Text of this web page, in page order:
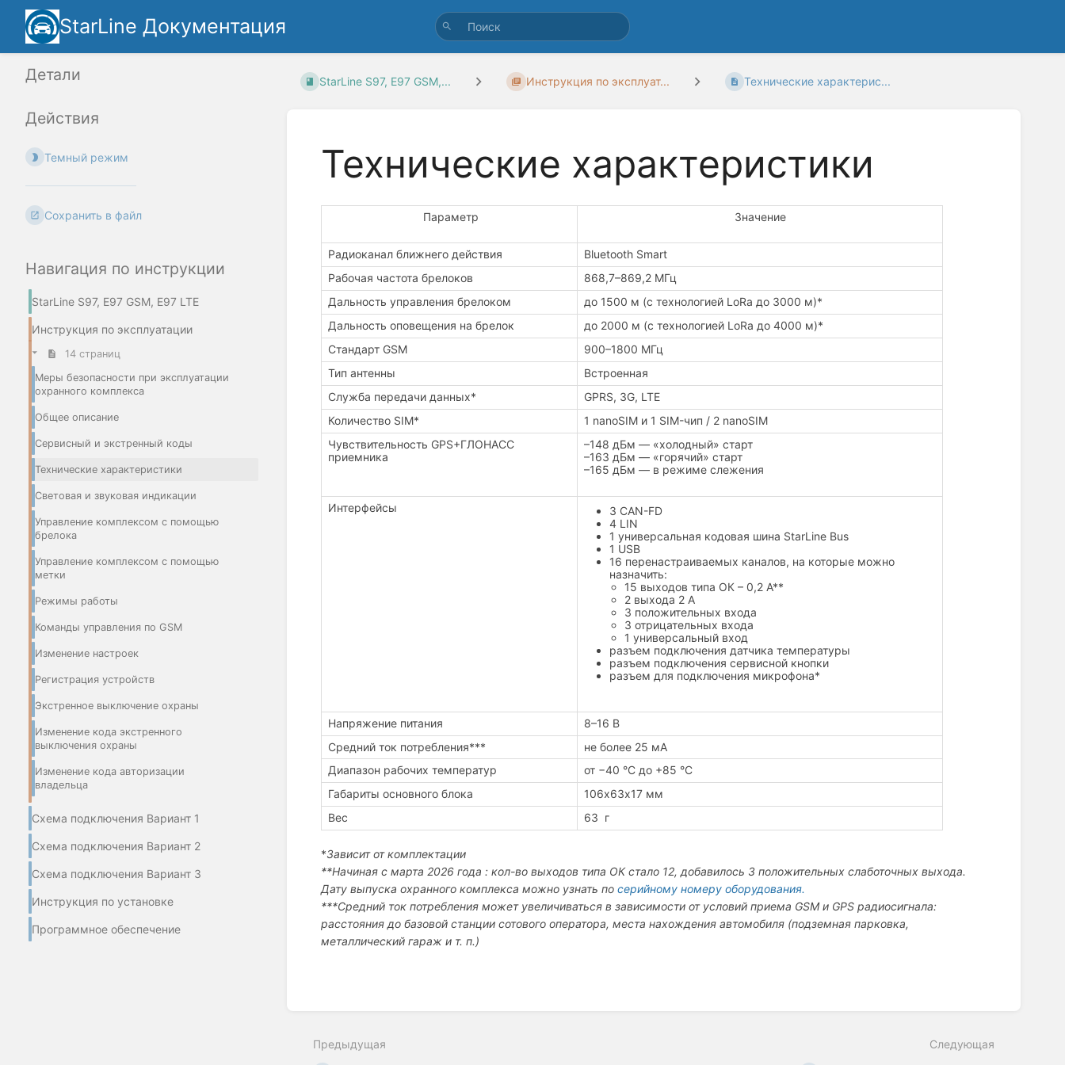
StarLine Документация
Детали
Действия
Темный режим
Сохранить в файл
Навигация по инструкции
StarLine S97, E97 GSM, E97 LTE
Инструкция по эксплуатации
14 страниц
Меры безопасности при эксплуатации
охранного комплекса
Общее описание
Сервисный и экстренный коды
Технические характеристики
Световая и звуковая индикации
Управление комплексом с помощью
брелока
Управление комплексом с помощью
метки
Режимы работы
Команды управления по GSM
Изменение настроек
Регистрация устройств
Экстренное выключение охраны
Изменение кода экстренного
выключения охраны
Изменение кода авторизации
владельца
Схема подключения Вариант 1
Схема подключения Вариант 2
Схема подключения Вариант 3
Инструкция по установке
Программное обеспечение
StarLine S97, E97 GSM,... Инструкция по эксплуат... Технические характерис...
Технические характеристики
Параметр Значение
Радиоканал ближнего действия
Bluetooth Smart
Рабочая частота брелоков
868,7–869,2 МГц
Дальность управления брелоком
до 1500 м (с технологией LoRa до 3000 м)*
Дальность оповещения на брелок
до 2000 м (с технологией LoRa до 4000 м)*
Стандарт GSM
900–1800 МГц
Тип антенны
Встроенная
Служба передачи данных*
GPRS, 3G, LTE
Количество SIM*
1 nanoSIM и 1 SIM-чип / 2 nanoSIM
Чувствительность GPS+ГЛОНАСС
приемника
–148 дБм — «холодный» старт
–163 дБм — «горячий» старт
–165 дБм — в режиме слежения
Интерфейсы
3 CAN-FD
4 LIN
1 универсальная кодовая шина StarLine Bus
1 USB
16 перенастраиваемых каналов, на которые можно
назначить:
15 выходов типа ОК – 0,2 А**
2 выхода 2 А
3 положительных входа
3 отрицательных входа
1 универсальный вход
разъем подключения датчика температуры
разъем подключения сервисной кнопки
разъем для подключения микрофона*
Напряжение питания
8–16 В
Средний ток потребления***
не более 25 мА
Диапазон рабочих температур
от −40 °С до +85 °С
Габариты основного блока
106х63х17 мм
Вес
63 г
*Зависит от комплектации
**Начиная с марта 2026 года : кол-во выходов типа ОК стало 12, добавилось 3 положительных слаботочных выхода.
Дату выпуска охранного комплекса можно узнать по серийному номеру оборудования.
***Средний ток потребления может увеличиваться в зависимости от условий приема GSM и GPS радиосигнала:
расстояния до базовой станции сотового оператора, места нахождения автомобиля (подземная парковка,
металлический гараж и т. п.)
mode
Предыдущая Следующая